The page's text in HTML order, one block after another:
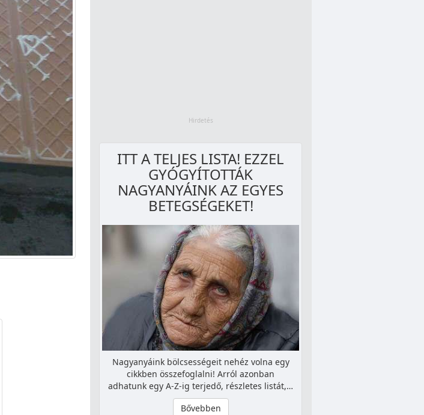
ITT A TELJES LISTA! EZZEL
GYÓGYÍTOTTÁK
NAGYANYÁINK AZ EGYES
BETEGSÉGEKET!
Nagyanyáink bölcsességeit nehéz volna egy
cikkben összefoglalni! Arról azonban
adhatunk egy A-Z-ig terjedő, részletes listát,…
Bővebben